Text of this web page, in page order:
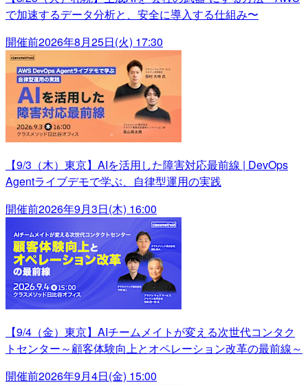
で加速するデータ分析と、安全に導入する仕組み〜
開催前2026年8月25日(火) 17:30
【9/3（木）東京】AIを活用した障害対応最前線 | DevOps
Agentライブデモで学ぶ、自律型運用の実践
開催前2026年9月3日(木) 16:00
【9/4（金）東京】AIチームメイトが変える次世代コンタク
トセンター～顧客体験向上とオペレーション改革の最前線～
開催前2026年9月4日(金) 15:00